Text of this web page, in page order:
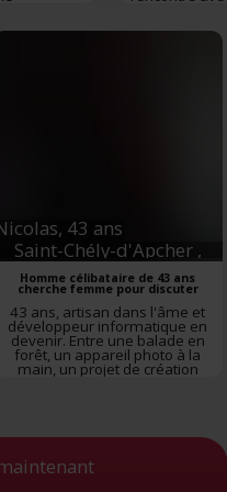
43 ans
Saint-Chély-d'Apcher ,
Occitanie
Homme célibataire de 43 ans
cherche femme pour discuter
43 ans, artisan dans l'âme et
développeur informatique en
devenir. Entre une balade en
forêt, un appareil photo à la
main, un projet de création
artisanale ou une nouvelle
une vraie conversation autour
d'Apcher,Lozère